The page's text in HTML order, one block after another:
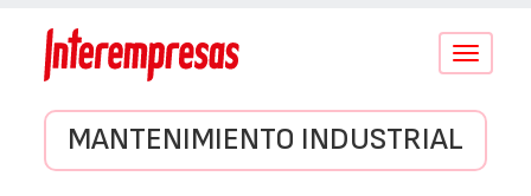
Conmutar
MANTENIMIENTO INDUSTRIAL